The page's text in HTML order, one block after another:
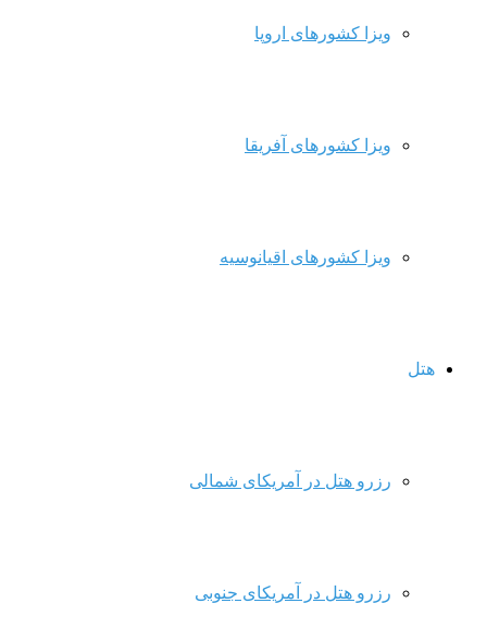
ویزا کشورهای اروپا
ویزا کشورهای آفریقا
ویزا کشورهای اقیانوسیه
هتل
رزرو هتل در آمریکای شمالی
رزرو هتل در آمریکای جنوبی